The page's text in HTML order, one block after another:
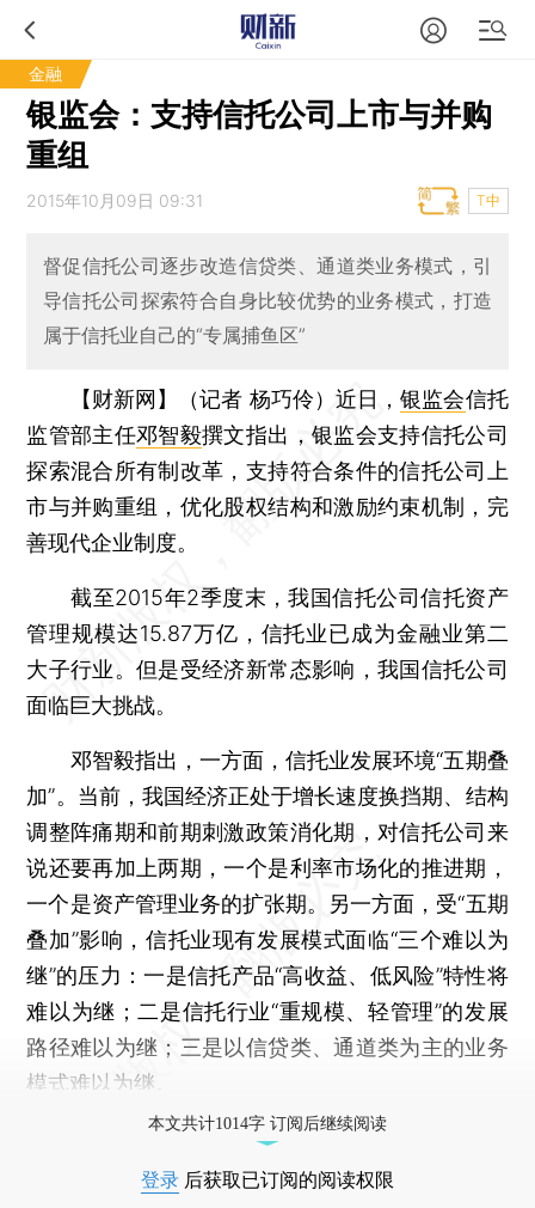
金融
银监会：支持信托公司上市与并购
重组
2015年10月09日 09:31 T中
督促信托公司逐步改造信贷类、通道类业务模式，引
导信托公司探索符合自身比较优势的业务模式，打造
属于信托业自己的“专属捕鱼区”
【财新网】（记者 杨巧伶） 近日，银监会信托
监管部主任邓智毅撰文指出，银监会支持信托公司
探索混合所有制改革，支持符合条件的信托公司上
市与并购重组，优化股权结构和激励约束机制，完
善现代企业制度。
截至2015年2季度末，我国信托公司信托资产
管理规模达15.87万亿，信托业已成为金融业第二
大子行业。但是受经济新常态影响，我国信托公司
面临巨大挑战。
邓智毅指出，一方面，信托业发展环境“五期叠
加”。当前，我国经济正处于增长速度换挡期、结构
调整阵痛期和前期刺激政策消化期，对信托公司来
说还要再加上两期，一个是利率市场化的推进期，
一个是资产管理业务的扩张期。另一方面，受“五期
叠加”影响，信托业现有发展模式面临“三个难以为
继”的压力：一是信托产品“高收益、低风险”特性将
难以为继；二是信托行业“重规模、轻管理”的发展
路径难以为继；三是以信贷类、通道类为主的业务
模式难以为继。
本文共计1014字 订阅后继续阅读
登录 后获取已订阅的阅读权限